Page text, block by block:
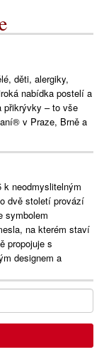
děti, alergiky,
nabídka postelí a
přikrývky – to vše
v Praze, Brně a
k neodmyslitelným
dvě století provází
symbolem
na kterém staví
propojuje s
designem a